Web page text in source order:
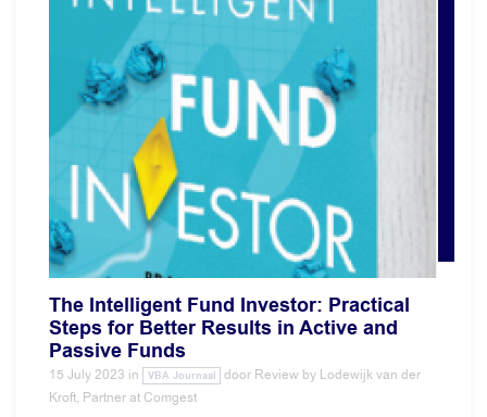
The Intelligent Fund Investor: Practical
Steps for Better Results in Active and
Passive Funds
15 July 2023 in VBA Journaal door Review by Lodewijk van der
Kroft, Partner at Comgest